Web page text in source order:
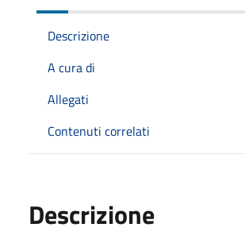
Descrizione
A cura di
Allegati
Contenuti correlati
Descrizione